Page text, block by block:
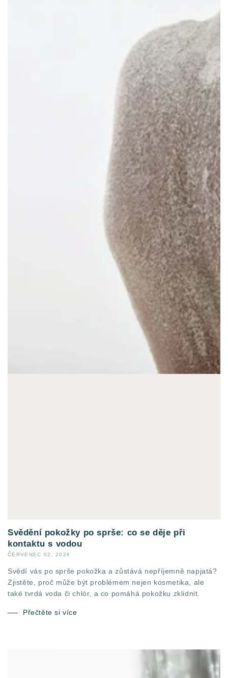
Svědění pokožky po sprše: co se děje při
kontaktu s vodou
ČERVENEC 02, 2026
Svědí vás po sprše pokožka a zůstává nepříjemně napjatá?
Zjistěte, proč může být problémem nejen kosmetika, ale
také tvrdá voda či chlór, a co pomáhá pokožku zklidnit.
Přečtěte si více